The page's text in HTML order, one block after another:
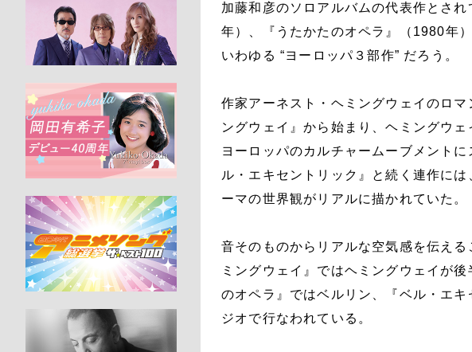
加藤和彦のソロアルバムの代表作とさ
年）、『うたかたのオペラ』（1980年
いわゆる “ヨーロッパ３部作” だろう。
作家アーネスト・ヘミングウェイのロ
ングウェイ』から始まり、ヘミングウ
ヨーロッパのカルチャームーブメント
ル・エキセントリック』と続く連作に
ーマの世界観がリアルに描かれていた。
音そのものからリアルな空気感を伝え
ミングウェイ』ではヘミングウェイが
のオペラ』ではベルリン、『ベル・エ
ジオで行なわれている。